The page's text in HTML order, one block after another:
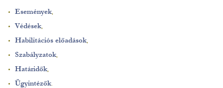
Események,
Védések,
Habilitációs előadások,
Szabályzatok,
Határidők,
Ügyintézők.